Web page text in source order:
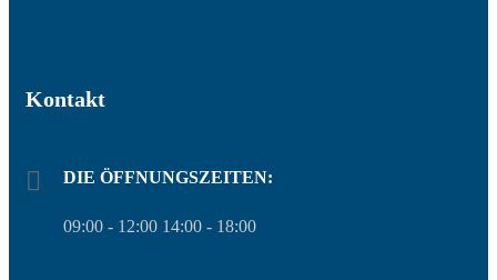
Kontakt
DIE ÖFFNUNGSZEITEN:
09:00 - 12:00 14:00 - 18:00